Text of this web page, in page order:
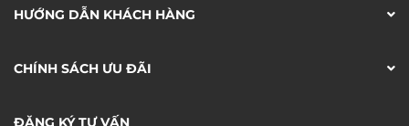
HƯỚNG DẪN KHÁCH HÀNG
CHÍNH SÁCH ƯU ĐÃI
ĐĂNG KÝ TƯ VẤN